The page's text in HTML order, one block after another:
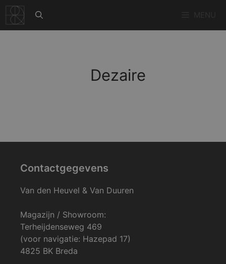
naar
de
Dezaire
Contactgegevens
Van den Heuvel & Van Duuren
Magazijn / Showroom:
Terheijdenseweg 469
(voor navigatie: Hazepad 17)
4825 BK Breda